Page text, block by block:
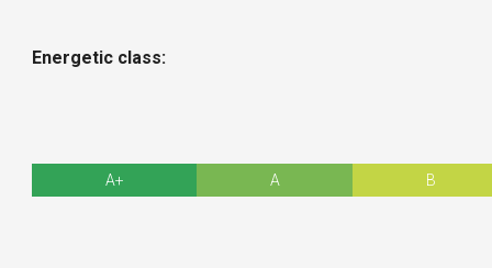
Energetic class:
A+ A B